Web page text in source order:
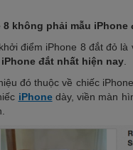
8 không phải mẫu iPhone
điểm iPhone 8 đắt đỏ
iPhone đắt nhất hiện nay.
đó thuộc về chiếc
iPhonedày, viền màn